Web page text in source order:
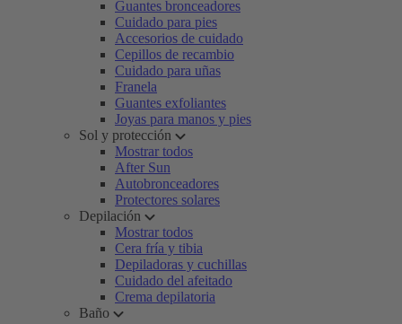
Guantes bronceadores
Cuidado para pies
Accesorios de cuidado
Cepillos de recambio
Cuidado para uñas
Franela
Guantes exfoliantes
Joyas para manos y pies
Sol y protección
Mostrar todos
After Sun
Autobronceadores
Protectores solares
Depilación
Mostrar todos
Cera fría y tibia
Depiladoras y cuchillas
Cuidado del afeitado
Crema depilatoria
Baño